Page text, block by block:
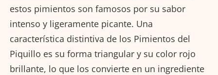
estos pimientos son famosos por su sabor
intenso y ligeramente picante. Una
característica distintiva de los Pimientos del
Piquillo es su forma triangular y su color rojo
brillante, lo que los convierte en un ingrediente